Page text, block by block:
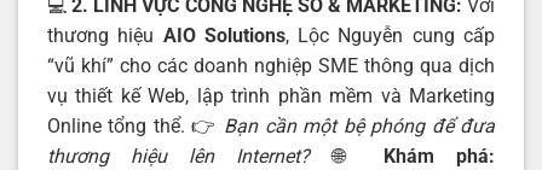
💻2. LĨNH VỰC CÔNG NGHỆ SỐ & MARKETING: Với
thương hiệu AIO Solutions, Lộc Nguyễn cung cấp
“vũ khí” cho các doanh nghiệp SME thông qua dịch
vụ thiết kế Web, lập trình phần mềm và Marketing
Online tổng thể. 👉 Bạn cần một bệ phóng để đưa
thương hiệu lên Internet?🌐
Khám phá: